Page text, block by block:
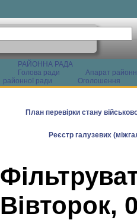
РАЙОННА РАДА
Голова ради
Апарат
районної ради
Оголошення
План перевірки стану
Реєстр галузевих
Вівторок,